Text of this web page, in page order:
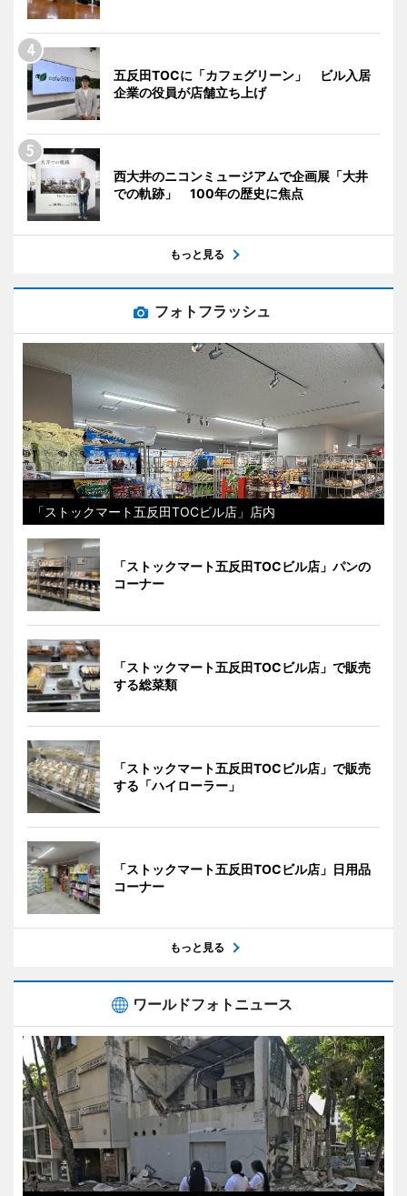
五反田TOCに「カフェグリーン」 ビル入居
企業の役員が店舗立ち上げ
西大井のニコンミュージアムで企画展「大井
での軌跡」 100年の歴史に焦点
もっと見る
フォトフラッシュ
「ストックマート五反田TOCビル店」店内
「ストックマート五反田TOCビル店」パンの
コーナー
「ストックマート五反田TOCビル店」で販売
する総菜類
「ストックマート五反田TOCビル店」で販売
する「ハイローラー」
「ストックマート五反田TOCビル店」日用品
コーナー
もっと見る
ワールドフォトニュース